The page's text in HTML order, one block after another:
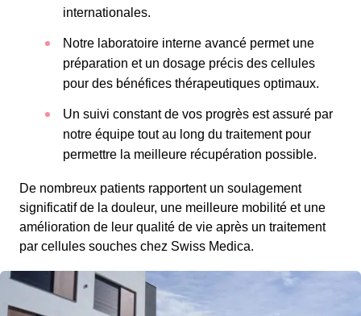
internationales.
Notre laboratoire interne avancé permet une
préparation et un dosage précis des cellules ​​
pour des bénéfices thérapeutiques optimaux.
Un suivi constant de vos progrès est assuré par
notre équipe tout au long du traitement pour
permettre la meilleure récupération possible.
De nombreux patients rapportent un soulagement
significatif de la douleur, une meilleure mobilité et une
amélioration de leur qualité de vie après un traitement
par cellules souches chez Swiss Medica.